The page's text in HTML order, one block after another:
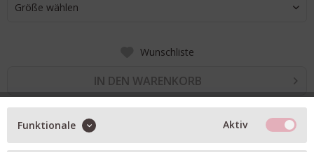
Größe wählen
Wunschliste
IN DEN WARENKORB
BESCHREIBUNG
Funktionale Aktiv